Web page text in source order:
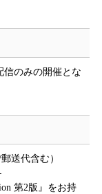
のみの開催とな
送代含む）
第2版』をお持